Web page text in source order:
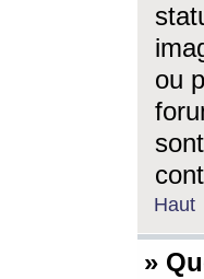
ou
Haut
»